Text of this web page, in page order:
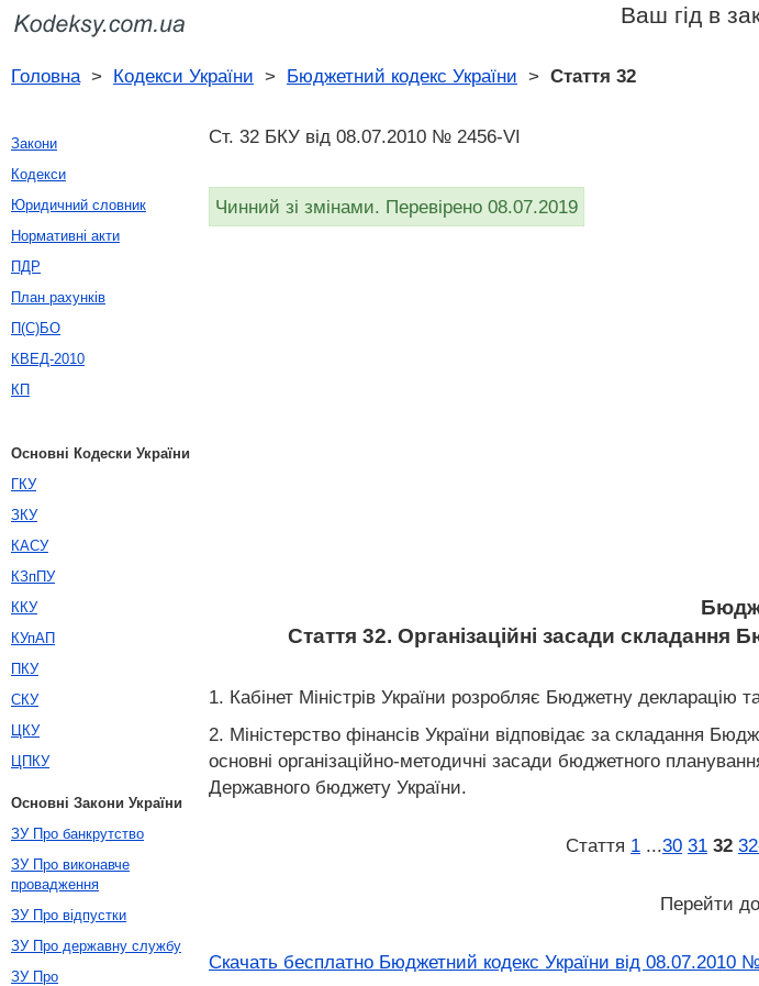
Ваш гід в
Головна> Кодекси України > Бюджетний кодекс України > Стаття 32
Ст. 32 БКУ від 08.07.2010 № 2456-VI
Чинний зі змінами. Перевірено 08.07.2019
Стаття 32. Організаційні засади складання
1. Кабінет Міністрів України розробляє Бюджетну
2. Міністерство фінансів України відповідає за складання
основні організаційно-методичні засади бюджетного
Державного бюджету України.
Стаття 1 ...30 31 32
Перейти до
Скачать бесплатно Бюджетний кодекс України від 08.07.2010
Закони
Кодекси
Юридичний словник
Нормативні акти
ПДР
План рахунків
П(С)БО
КВЕД-2010
КП
Основні Кодески України
ГКУ
ЗКУ
КАСУ
КЗпПУ
ККУ
КУпАП
ПКУ
СКУ
ЦКУ
ЦПКУ
Основні Закони України
ЗУ Про банкрутство
ЗУ Про виконавче
провадження
ЗУ Про відпустки
ЗУ Про державну службу
ЗУ Про